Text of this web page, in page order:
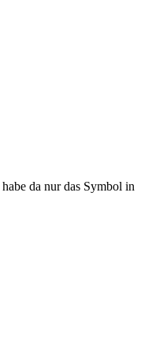
da nur das Symbol in